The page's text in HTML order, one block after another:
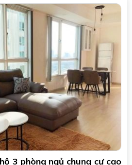
3 phòng ngủ chung cư cao